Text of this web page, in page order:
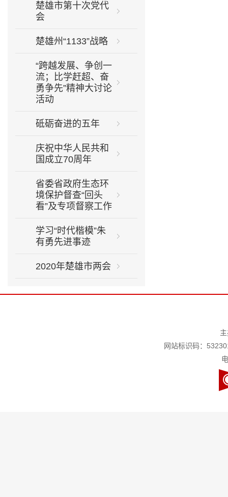
楚雄市第十次党代
会
楚雄州“1133”战略
“跨越发展、争创一
流；比学赶超、奋
勇争先”精神大讨论
活动
砥砺奋进的五年
庆祝中华人民共和
国成立70周年
省委省政府生态环
境保护督查“回头
看”及专项督察工作
学习“时代楷模”朱
有勇先进事迹
2020年楚雄市两会
网站标识码：